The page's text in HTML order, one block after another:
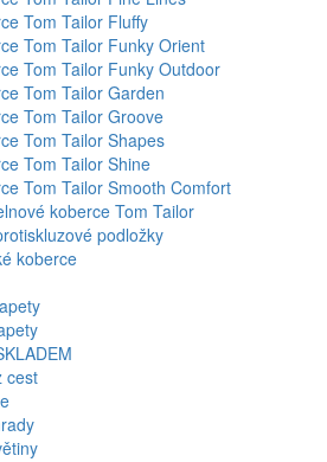
Tom Tailor Fluffy
Tom Tailor Funky Orient
Tom Tailor Funky Outdoor
Tom Tailor Garden
Tom Tailor Groove
Tom Tailor Shapes
Tom Tailor Shine
Tom Tailor Smooth Comfort
koberce Tom Tailor
podložky
koberce
cest